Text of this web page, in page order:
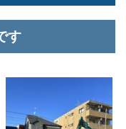
す